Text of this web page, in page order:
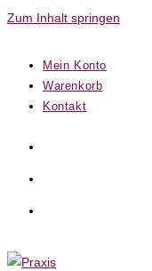
Zum Inhalt springen
Mein Konto
Warenkorb
Kontakt